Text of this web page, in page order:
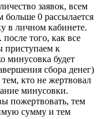
заявок, всем
больше 0 рассылается
в личном кабинете.
того, как все
приступаем к
минусовка будет
сбора денег)
кто не жертвовал
минусовки.
пожертвовать, тем
сумму и тем